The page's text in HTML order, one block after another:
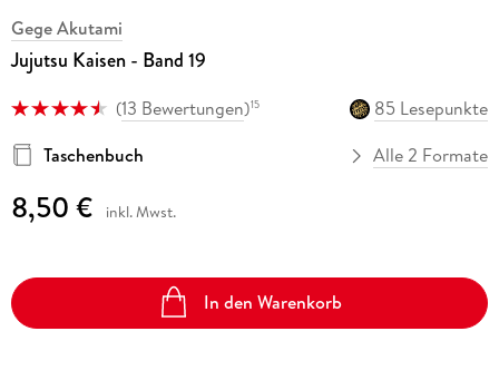
Gege Akutami
Jujutsu Kaisen - Band 19
(13 Bewertungen)15
85 Lesepunkte
Taschenbuch
Alle 2 Formate
8,50 € inkl. Mwst.
In den Warenkorb